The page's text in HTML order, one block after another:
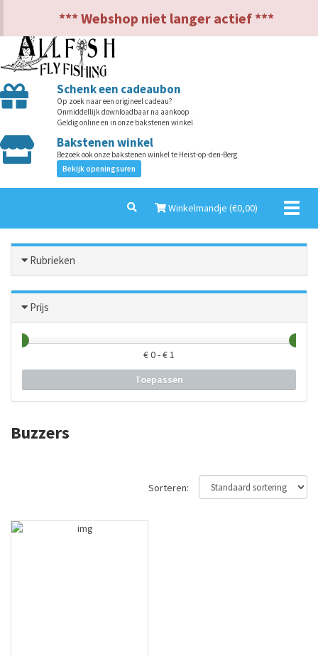
*** Webshop niet langer actief ***
Schenk een cadeaubon
Op zoek naar een origineel cadeau?
Onmiddellijk downloadbaar na aankoop
Geldig online en in onze bakstenen winkel
Bakstenen winkel
Bezoek ook onze bakstenen winkel te Heist-op-den-Berg
Bekijk openingsuren
Winkelmandje (€0,00)
Rubrieken
Prijs
€0- €1
Toepassen
Buzzers
Sorteren: